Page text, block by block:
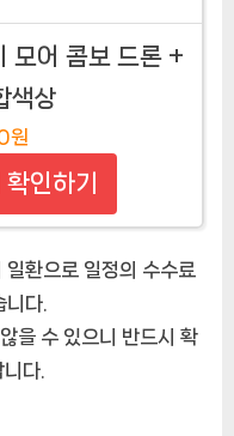
어 콤보 드론 +
색상
원
인하기
환으로 일정의 수수료
다.
을 수 있으니 반드시 확
다.